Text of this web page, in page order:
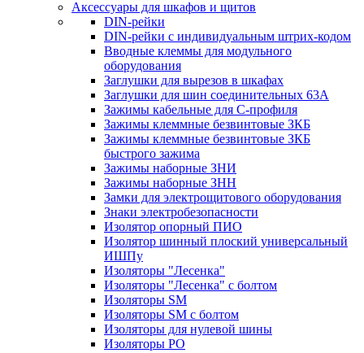
Аксессуары для шкафов и щитов
DIN-рейки
DIN-рейки с индивидуальным штрих-кодом
Вводные клеммы для модульного
оборудования
Заглушки для вырезов в шкафах
Заглушки для шин соединительных 63А
Зажимы кабельные для С-профиля
Зажимы клеммные безвинтовые ЗКБ
Зажимы клеммные безвинтовые ЗКБ
быстрого зажима
Зажимы наборные ЗНИ
Зажимы наборные ЗНН
Замки для электрощитового оборудования
Знаки электробезопасности
Изолятор опорный ПИО
Изолятор шинный плоский универсальный
ИШПу
Изоляторы "Лесенка"
Изоляторы "Лесенка" с болтом
Изоляторы SM
Изоляторы SM c болтом
Изоляторы для нулевой шины
Изоляторы РО